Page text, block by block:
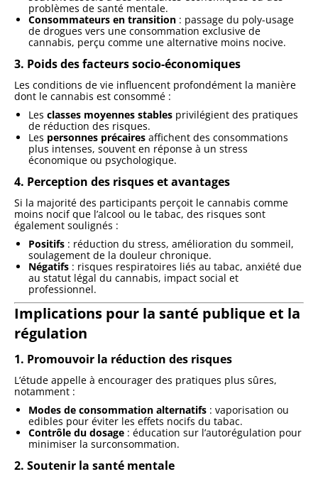
problèmes de santé mentale.
Consommateurs en transition : passage du poly-usage
de drogues vers une consommation exclusive de
cannabis, perçu comme une alternative moins nocive.
3. Poids des facteurs socio-économiques
Les conditions de vie influencent profondément la manière
dont le cannabis est consommé :
Les classes moyennes stables privilégient des pratiques
de réduction des risques.
Les personnes précaires affichent des consommations
plus intenses, souvent en réponse à un stress
économique ou psychologique.
4. Perception des risques et avantages
Si la majorité des participants perçoit le cannabis comme
moins nocif que l’alcool ou le tabac, des risques sont
également soulignés :
Positifs : réduction du stress, amélioration du sommeil,
soulagement de la douleur chronique.
Négatifs : risques respiratoires liés au tabac, anxiété due
au statut légal du cannabis, impact social et
professionnel.
Implications pour la santé publique et la
régulation
1. Promouvoir la réduction des risques
L’étude appelle à encourager des pratiques plus sûres,
notamment :
Modes de consommation alternatifs : vaporisation ou
edibles pour éviter les effets nocifs du tabac.
Contrôle du dosage : éducation sur l’autorégulation pour
minimiser la surconsommation.
2. Soutenir la santé mentale